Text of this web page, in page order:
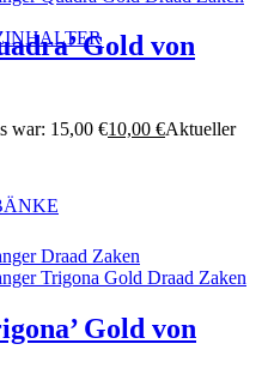
Gold von
war: 15,00 €10,00 €Aktueller
Gold von